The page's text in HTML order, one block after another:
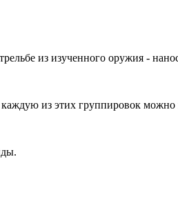
из изученного оружия -
из этих группировок можно